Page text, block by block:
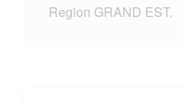
Region GRAND EST.